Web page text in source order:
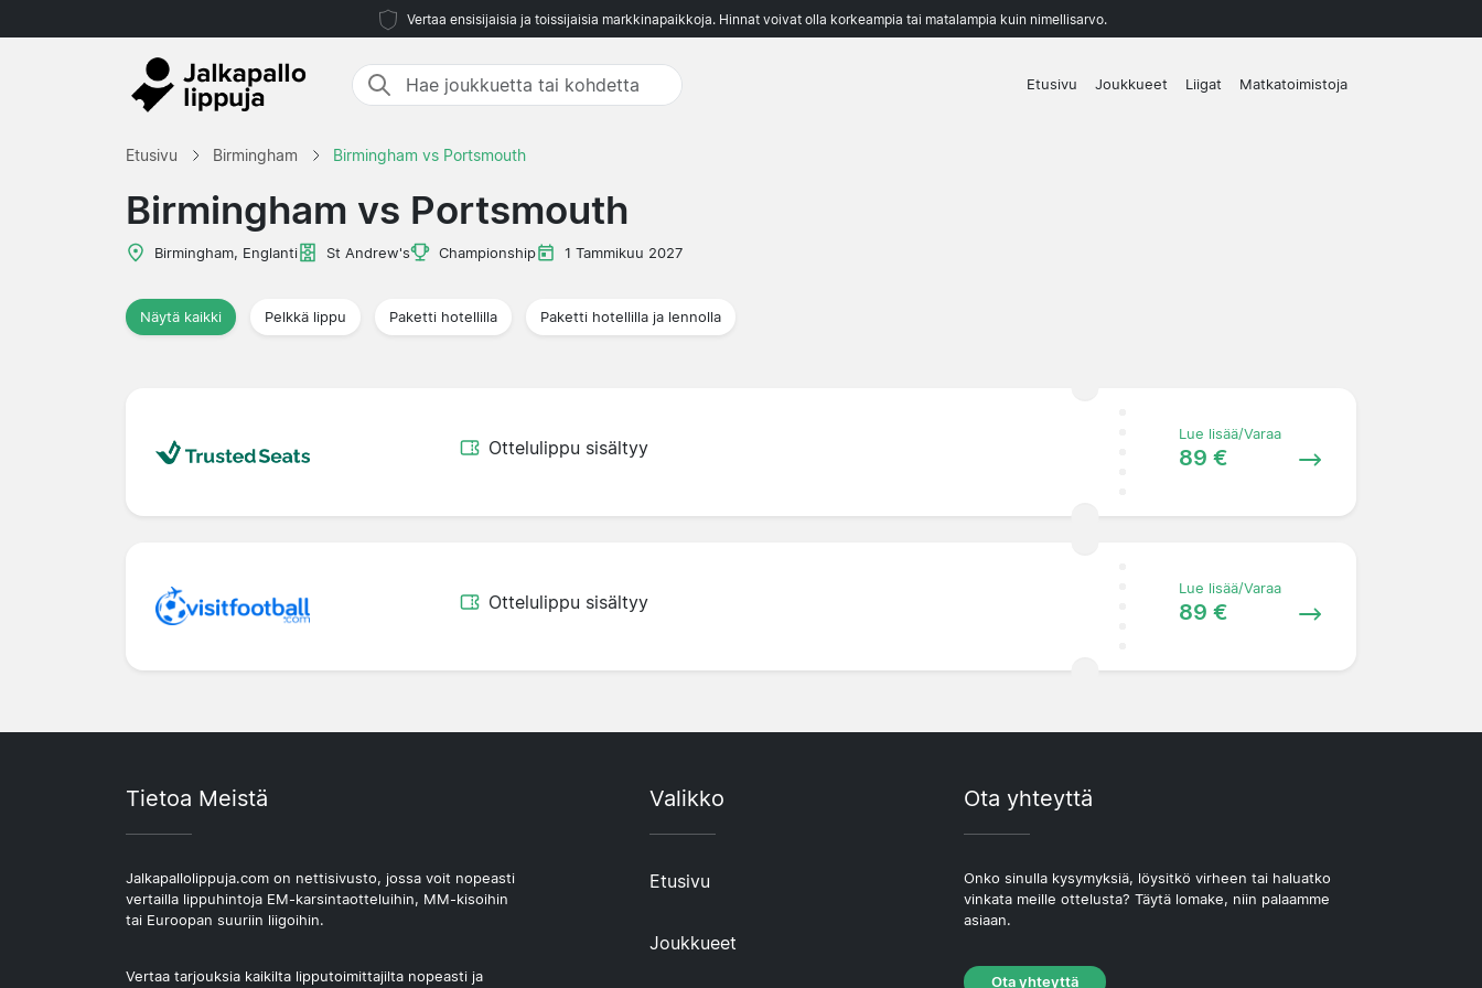
Vertaa ensisijaisia ja toissijaisia markkinapaikkoja. Hinnat voivat olla korkeampia tai matalampia kuin nimellisarvo.
Etusivu Joukkueet Liigat Matkatoimistoja
Etusivu Birmingham Birmingham vs Portsmouth
Birmingham vs Portsmouth
Birmingham, Englanti St Andrew's Championship 1 Tammikuu 2027
Näytä kaikki Pelkkä lippu Paketti hotellilla Paketti hotellilla ja lennolla
Ottelulippu sisältyy
Lue lisää/Varaa
89 €
Ottelulippu sisältyy
Lue lisää/Varaa
89 €
Tietoa Meistä
Jalkapallolippuja.com on nettisivusto, jossa voit nopeasti
vertailla lippuhintoja EM-karsintaotteluihin, MM-kisoihin
tai Euroopan suuriin liigoihin.
Vertaa tarjouksia kaikilta lipputoimittajilta nopeasti ja
Valikko
Etusivu
Joukkueet
Ota yhteyttä
Onko sinulla kysymyksiä, löysitkö virheen tai haluatko
vinkata meille ottelusta? Täytä lomake, niin palaamme
asiaan.
Ota yhteyttä